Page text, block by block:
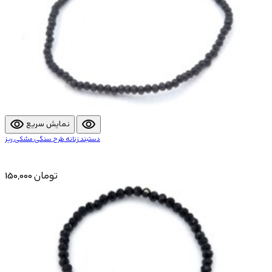
visibility نمایش سریع visibility
دستبند زنانه طرح سنگی مشکی ریز
150,000 تومان